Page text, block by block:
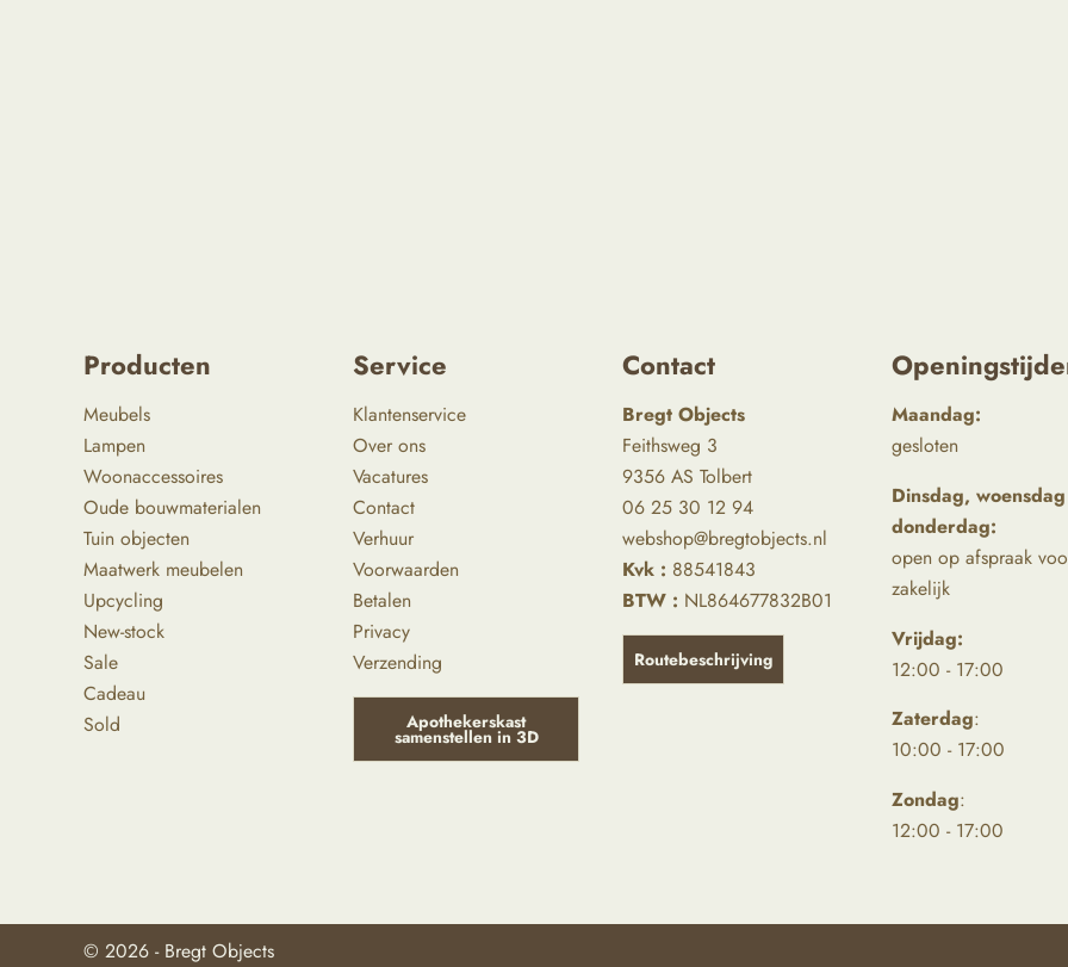
Producten
Meubels
Lampen
Woonaccessoires
Oude bouwmaterialen
Tuin objecten
Maatwerk meubelen
Upcycling
New-stock
Sale
Cadeau
Sold
Service
Klantenservice
Over ons
Vacatures
Contact
Verhuur
Voorwaarden
Betalen
Privacy
Verzending
Apothekerskast
samenstellen in 3D
Contact
Bregt Objects
Feithsweg 3
9356 AS Tolbert
06 25 30 12 94
webshop@bregtobjects.nl
Kvk : 88541843
BTW : NL864677832B01
Routebeschrijving
Maandag:
gesloten
Dinsdag,
donderdag:
open op afspraak
zakelijk
Vrijdag:
12:00 - 17:00
Zaterdag:
10:00 - 17:00
Zondag:
12:00 - 17:00
© 2026 - Bregt Objects